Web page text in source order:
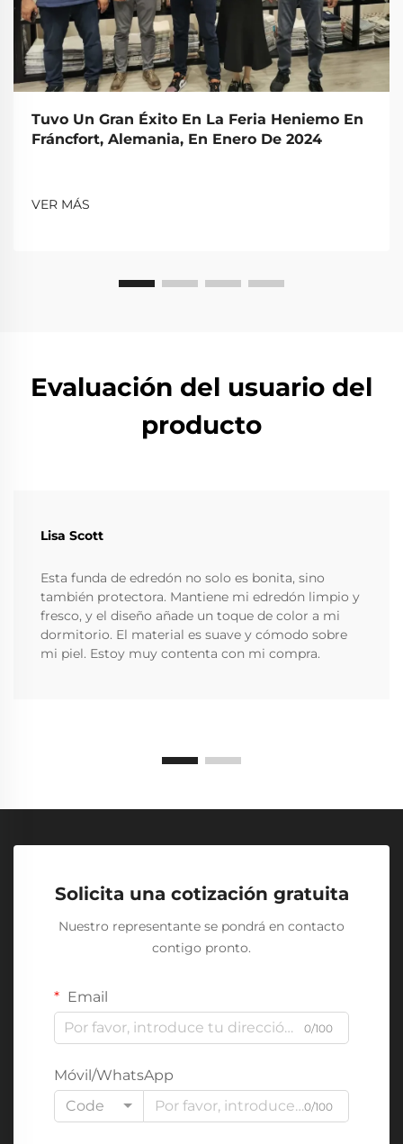
Tuvo Un Gran Éxito En La Feria Heniemo En
Fráncfort, Alemania, En Enero De 2024
VER MÁS
Evaluación del usuario del
producto
Lisa Scott
Esta funda de edredón no solo es bonita, sino
también protectora. Mantiene mi edredón limpio y
fresco, y el diseño añade un toque de color a mi
dormitorio. El material es suave y cómodo sobre
mi piel. Estoy muy contenta con mi compra.
Solicita una cotización gratuita
Nuestro representante se pondrá en contacto
contigo pronto.
Email
0/100
Móvil/WhatsApp
Code
0/100